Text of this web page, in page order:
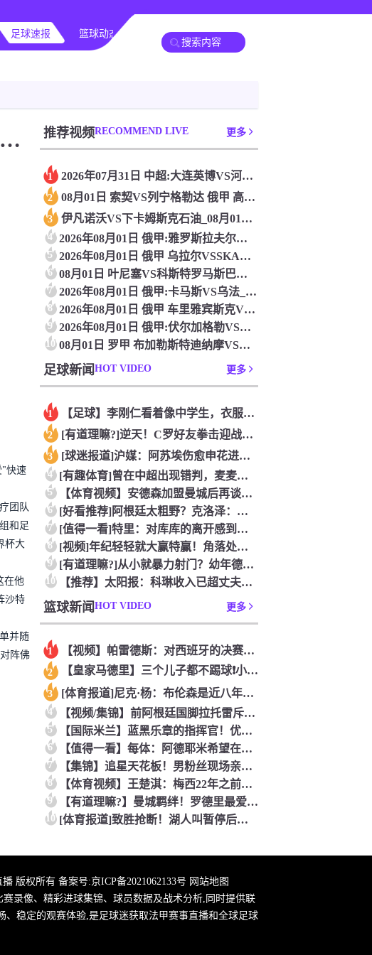
足球速报 篮球动态 其他转播
[球迷看点]世体：阿劳霍返回巴塞罗那治疗，乌拉圭队认为他可以出战沙特
"快速
团队
和足
杯大
在他
沙特
并随
阵佛
推荐视频RECOMMEND LIVE 更多
1 2026年07月31日 中超:大连英博VS河南队_高清赛事直
2 08月01日 索契VS列宁格勒达 俄甲 高清赛事直播
3 伊凡诺沃VS下卡姆斯克石油_08月01日 俄甲比赛在线观看
4 2026年08月01日 俄甲:雅罗斯拉夫尔辛尼克VS下诺夫哥
5 2026年08月01日 俄甲 乌拉尔VSSKA哈巴罗夫斯克
6 08月01日 叶尼塞VS科斯特罗马斯巴达 俄甲 高清赛事直播
7 2026年08月01日 俄甲:卡马斯VS乌法_免费在线直播
8 2026年08月01日 俄甲 车里雅宾斯克VS乌里扬诺夫斯克
9 2026年08月01日 俄甲:伏尔加格勒VS韦莱斯_比赛直播
10 08月01日 罗甲 布加勒斯特迪纳摩VS加拉茨钢铁[高清赛事
足球新闻 HOT VIDEO 更多
1 【足球】李刚仁看着像中学生，衣服脱了身材吊炸天！怪不得对抗上
2 [有道理嘛?]逆天！C罗好友拳击迎战阿根廷跟队记者，C罗好友
3 [球迷报道]沪媒：阿苏埃伤愈申花进攻得到保证 海港队基本没有
4 [有趣体育]曾在中超出现错判，麦麦提江本轮主哨中甲陕西联合v
5 【体育视频】安德森加盟曼城后再谈德布劳内：他一直是我非常仰慕
6 [好看推荐]阿根廷太粗野？克洛泽：这是他们的特色，极其强调对
7 [值得一看]特里：对库库的离开感到失望，但罗杰斯的到来又让我
8 [视频]年纪轻轻就大赢特赢！角落处打闹的亚马尔和尼科！
9 [有道理嘛?]从小就暴力射门？幼年德布劳内和他踢坏的树篱！
10 【推荐】太阳报：科琳收入已超丈夫鲁尼 自己设计服装8岁儿子当
篮球新闻 HOT VIDEO 更多
1 【视频】帕雷德斯：对西班牙的决赛是梅西国家队的最后一场比赛
2 【皇家马德里】三个儿子都不踢球❗️小贝气炸：三个坑爹货，只能
3 [体育报道]尼克·杨：布伦森是近八年最佳 联盟只有詹库杜能媲
4 【视频/集锦】前阿根廷国脚拉托雷斥“阴谋论”：彻底疯了，典型
5 【国际米兰】蓝黑乐章的指挥官！优雅的波兰中场节拍器！
6 【值得一看】每体：阿德耶米希望在巴萨继续穿27号球衣，但西甲
7 【集锦】追星天花板！男粉丝现场亲到夏奇拉，这波直接能吹一辈子
8 【体育视频】王楚淇：梅西22年之前一直被这踢法针对，铁杆球迷
9 【有道理嘛?】曼城羁绊！罗德里最爱的各国球员！葡萄牙选择了B
10 [体育报道]致胜抢断！湖人叫暂停后发球失误 理查德抢断造杀伤
版权所有 备案号:京ICP备2021062133号 网站地图
录像、精彩进球集锦、球员数据及战术分析,同时提供联
稳定的观赛体验,是足球迷获取法甲赛事直播和全球足球